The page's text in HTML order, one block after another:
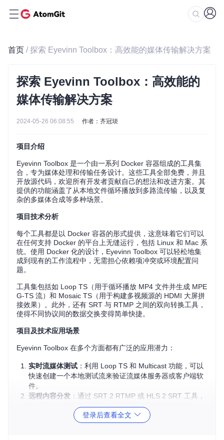
首页 / 探索 Eyevinn Toolbox：高效能的媒体传输解决方案
探索 Eyevinn Toolbox：高效能的
媒体传输解决方案
2024-05-26 06:08:55 作者：齐冠琰
项目介绍
Eyevinn Toolbox 是一个由一系列 Docker 容器组成的工具集
合，专为媒体处理和传输任务设计。这些工具全部免费，并且
开放源代码，欢迎所有开发者贡献自己的想法和改进方案。其
提供的功能涵盖了从本地文件循环播放到多路流传输，以及复
杂的多媒体合成等多种场景。
项目技术分析
每个工具都是以 Docker 容器的形式提供，这意味着它们可以
在任何支持 Docker 的平台上无缝运行，包括 Linux 和 Mac 系
统。使用 Docker 化的设计，Eyevinn Toolbox 可以轻松地集
成到现有的工作流程中，无需担心依赖项冲突或环境配置问
题。
工具集包括如 Loop TS（用于循环播放 MP4 文件并生成 MPE
G-TS 流）和 Mosaic TS（用于构建多视频源的 HDMI 大屏拼
接效果）。此外，还有 SRT 与 RTMP 之间的双向转换工具，
使得不同协议间的数据交换变得简单快捷。
项目及技术应用场景
Eyevinn Toolbox 在多个方面都有广泛的应用潜力：
实时流媒体测试 ：利用 Loop TS 和 Multicast 功能，可以
快速创建一个本地测试流来验证流媒体服务器或客户端软
件。
远程内容分发 ：通过 SRT 2 RTMP 或 HLS 2 SRT 工具，
可以从一个地方轻松地将内容传递到其他多个目的地。
：在有限资源的设备上，例如 Raspberry Pi，使
登录后查看全文